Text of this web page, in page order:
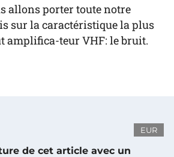
allons porter toute notre
sur la caractéristique la plus
amplifica-teur VHF: le bruit.
EUR
de cet article avec un